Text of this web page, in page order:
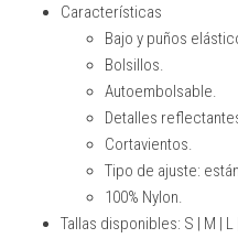
Características
Bajo y puños
Bolsillos.
Autoembolsable.
Detalles
Cortavientos.
Tipo de ajuste:
100% Nylon.
Tallas disponibles: S | M | L